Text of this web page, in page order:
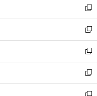
く
新
し
い
ウ
ィ
ン
ド
ウ
新
し
い
ウ
ィ
ン
新
し
い
ウ
新
し